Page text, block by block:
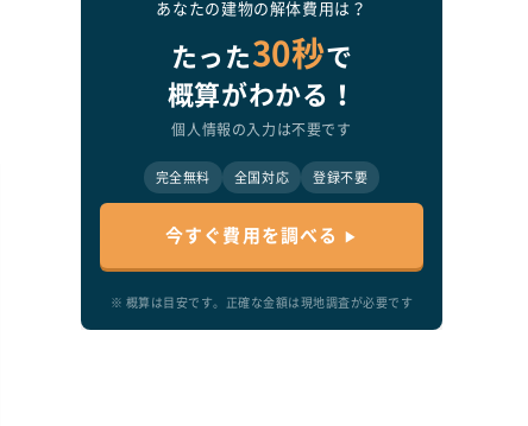
あなたの建物の解体費用は？
たった30秒で
概算がわかる！
個人情報の入力は不要です
完全無料 全国対応 登録不要
今すぐ費用を調べる
※ 概算は目安です。正確な金額は現地調査が必要です